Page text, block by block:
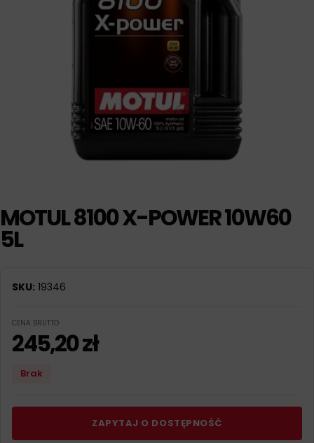
MOTUL 8100 X-POWER 10W60
5L
SKU: 19346
CENA BRUTTO
245,20zł
Brak
ZAPYTAJ O DOSTĘPNOŚĆ